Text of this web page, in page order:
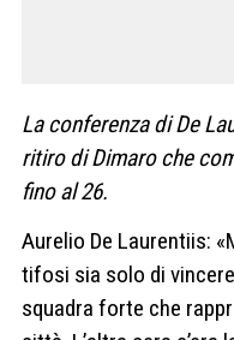
La conferenza di De
ritiro di Dimaro che
fino al 26.
Aurelio De Laurentiis:
tifosi sia solo di
squadra forte che